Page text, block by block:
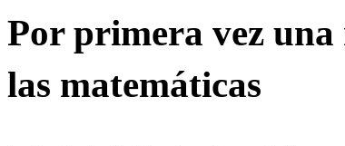
Por primera vez una
las matemáticas